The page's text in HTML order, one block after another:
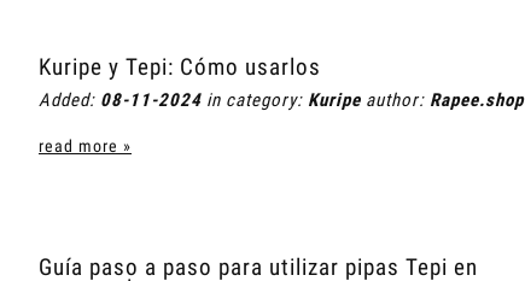
Kuripe y Tepi: Cómo usarlos
Added: 08-11-2024 in category: Kuripe author: Rapee.shop
read more »
Guía paso a paso para utilizar pipas Tepi en